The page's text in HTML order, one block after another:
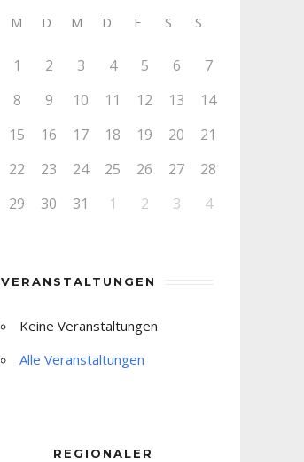
M D M D F S S
1 2 3 4 5 6
7
8
9 10 11 12 13
14
15
16 17 18 19 20
21
22
23 24 25 26 27
28
29
30 31 1 2 3 4
VERANSTALTUNGEN
Keine Veranstaltungen
Alle Veranstaltungen
REGIONALER